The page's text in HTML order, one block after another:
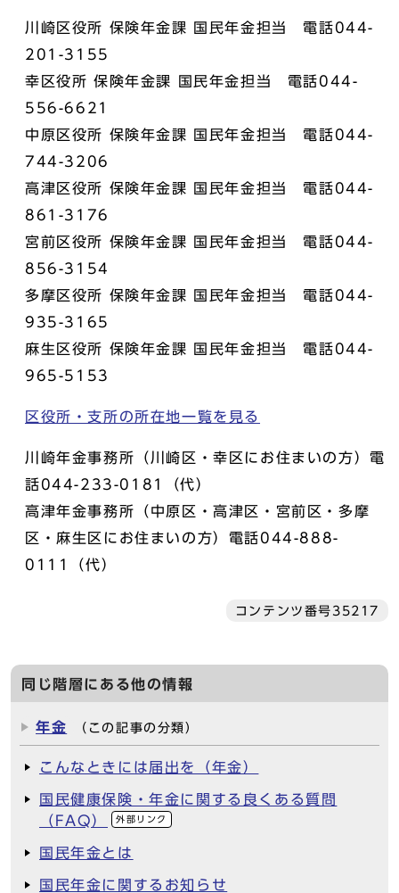
川崎区役所 保険年金課 国民年金担当 電話044-
201-3155
幸区役所 保険年金課 国民年金担当 電話044-
556-6621
中原区役所 保険年金課 国民年金担当 電話044-
744-3206
高津区役所 保険年金課 国民年金担当 電話044-
861-3176
宮前区役所 保険年金課 国民年金担当 電話044-
856-3154
多摩区役所 保険年金課 国民年金担当 電話044-
935-3165
麻生区役所 保険年金課 国民年金担当 電話044-
965-5153
区役所・支所の所在地一覧を見る
川崎年金事務所（川崎区・幸区にお住まいの方）電
話044-233-0181（代）
高津年金事務所（中原区・高津区・宮前区・多摩
区・麻生区にお住まいの方）電話044-888-
0111（代）
コンテンツ番号35217
同じ階層にある他の情報
年金 （この記事の分類）
こんなときには届出を（年金）
国民健康保険・年金に関する良くある質問
（FAQ）
外部リンク
国民年金とは
国民年金に関するお知らせ